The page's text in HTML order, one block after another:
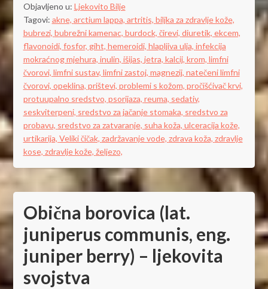
Objavljeno u: Ljekovito Bilje
Tagovi: akne, arctium lappa, artritis, biljka za zdravlje kože,
bubrezi, bubrežni kamenac, burdock, čirevi, diuretik, ekcem,
flavonoidi, fosfor, giht, hemeroidi, hlapljiva ulja, infekcija
mokraćnog mjehura, inulin, išijas, jetra, kalcij, krom, limfni
čvorovi, limfni sustav, limfni zastoj, magnezij, natečeni limfni
čvorovi, opeklina, prištevi, problemi s kožom, pročišćivač krvi,
protuupalno sredstvo, psorijaza, reuma, sedativ,
seskviterpeni, sredstvo za jačanje stomaka, sredstvo za
probavu, sredstvo za zatvaranje, suha koža, ulceracija kože,
urtikarija, Veliki čičak, zadržavanje vode, zdrava koža, zdravlje
kose, zdravlje kože, željezo,
Obična borovica (lat.
juniperus communis, eng.
juniper berry) – ljekovita
svojstva